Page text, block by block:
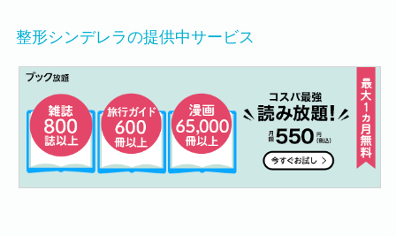
整形シンデレラの提供中サービス